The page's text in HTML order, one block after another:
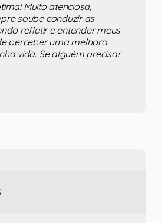
Muito atenciosa,
soube conduzir as
refletir e entender meus
perceber uma melhora
vida. Se alguém precisar